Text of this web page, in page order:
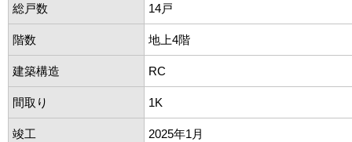
総戸数 14戸
階数 地上4階
建築構造 RC
間取り 1K
竣工 2025年1月